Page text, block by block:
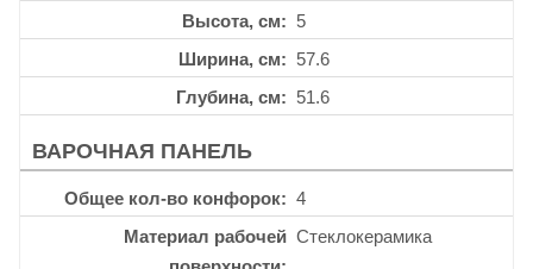
Высота, см
5
Ширина, см
57.6
Глубина, см
51.6
ВАРОЧНАЯ ПАНЕЛЬ
Общее кол-во конфорок
4
Материал рабочей Стеклокерамика